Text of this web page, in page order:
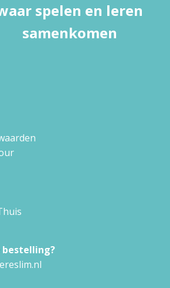
spelen en leren
samenkomen
bestelling?